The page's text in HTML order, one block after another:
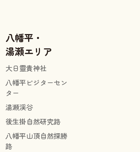
八幡平・
湯瀬エリア
大日靈貴神社
八幡平ビジターセン
ター
湯瀬渓谷
後生掛自然研究路
八幡平山頂自然探勝
路